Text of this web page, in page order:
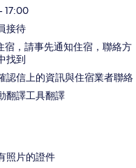
17:00
接待
宿，請事先通知住宿，聯絡方
找到
認信上的資訊與住宿業者聯絡
翻譯工具翻譯
照片的證件